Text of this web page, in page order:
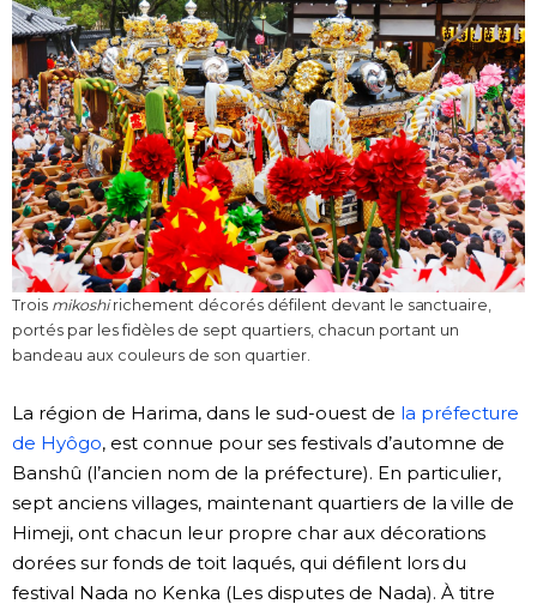
Trois mikoshirichement décorés défilent devant le sanctuaire,
portés par les fidèles de sept quartiers, chacun portant un
bandeau aux couleurs de son quartier.
La région de Harima, dans le sud-ouest de la préfecture
de Hyôgo, est connue pour ses festivals d’automne de
Banshû (l’ancien nom de la préfecture). En particulier,
sept anciens villages, maintenant quartiers de la ville de
Himeji, ont chacun leur propre char aux décorations
dorées sur fonds de toit laqués, qui défilent lors du
festival Nada no Kenka (Les disputes de Nada). À titre